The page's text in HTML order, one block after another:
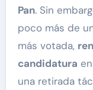
Pan. Sin
poco más de
más votada,
candidatura
una retirada